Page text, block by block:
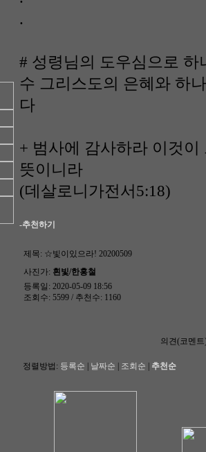
.
# 성령님의 도우심으로
수 그리스도의 은혜와 하
다
+ 범사에 감사하라 이것
뜻이니라
(데살로니가전서5:18)
-추천하기
제목: ☆빛이있으라! 20200509
사진가: 흰빛/한홍철
등록일: 2020-05-09 18:56
조회수: 5599 / 추천수: 1160
의견(코멘
정렬방법: 등록순 날짜순 조회순 추천순